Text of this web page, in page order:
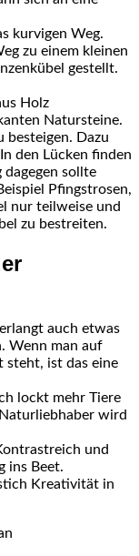
kurvigen Weg.
zu einem kleinen
gestellt.
Holz
Natursteine.
besteigen. Dazu
den Lücken finden
dagegen sollte
Pfingstrosen,
nur teilweise und
zu bestreiten.
auch etwas
Wenn man auf
steht, ist das eine
lockt mehr Tiere
wird
und
ins Beet.
Kreativität in